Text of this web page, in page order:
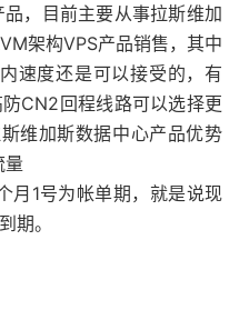
，目前主要从事拉斯维加
架构VPS产品销售，其中
速度还是可以接受的，有
CN2回程线路可以选择更
维加斯数据中心产品优势
量
月1号为帐单期，就是说现
期。